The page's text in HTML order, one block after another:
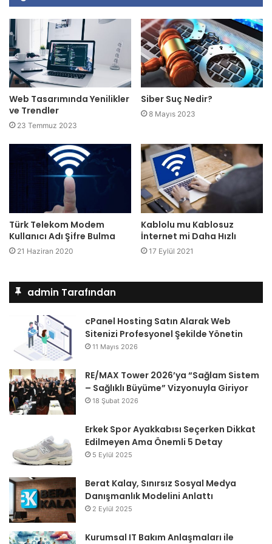
Web Tasarımında Yenilikler
ve Trendler
23 Temmuz 2023
Siber Suç Nedir?
8 Mayıs 2023
Türk Telekom Modem
Kullanıcı Adı Şifre Bulma
21 Haziran 2020
Kablolu mu Kablosuz
İnternet mi Daha Hızlı
17 Eylül 2021
admin Tarafından
cPanel Hosting Satın Alarak Web
Sitenizi Profesyonel Şekilde Yönetin
11 Mayıs 2026
RE/MAX Tower 2026’ya “Sağlam Sistem
– Sağlıklı Büyüme” Vizyonuyla Giriyor
18 Şubat 2026
Erkek Spor Ayakkabısı Seçerken Dikkat
Edilmeyen Ama Önemli 5 Detay
5 Eylül 2025
Berat Kalay, Sınırsız Sosyal Medya
Danışmanlık Modelini Anlattı
2 Eylül 2025
Kurumsal IT Bakım Anlaşmaları ile